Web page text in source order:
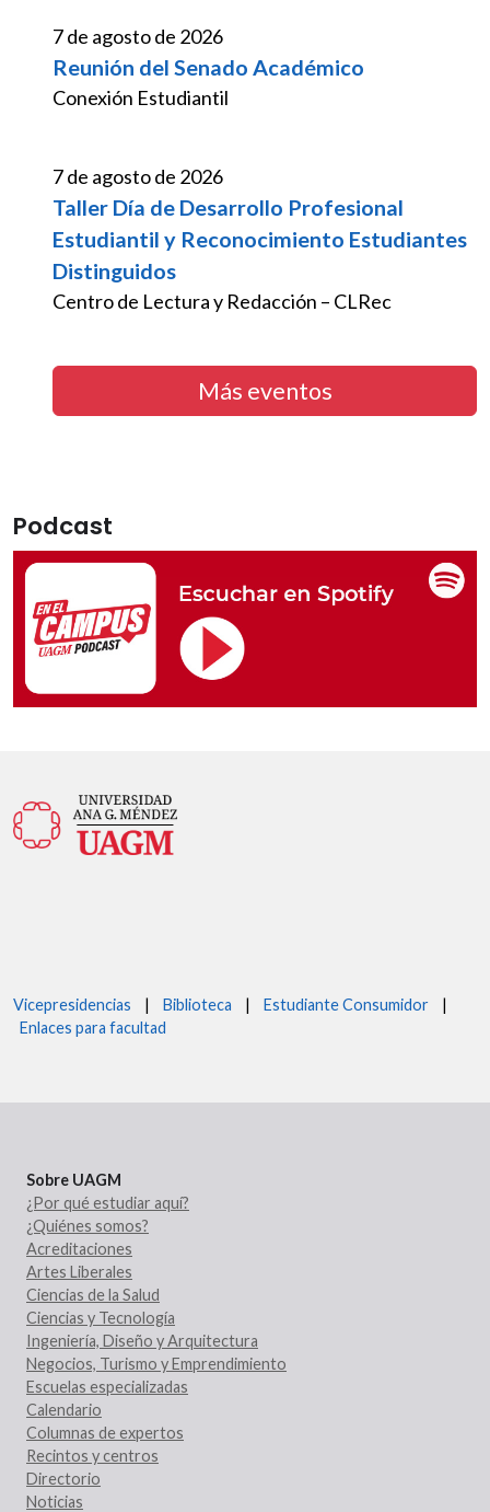
7 de agosto de 2026
Reunión del Senado Académico
Conexión Estudiantil
7 de agosto de 2026
Taller Día de Desarrollo Profesional
Estudiantil y Reconocimiento Estudiantes
Distinguidos
Centro de Lectura y Redacción – CLRec
Más eventos
Podcast
Vicepresidencias | Biblioteca | Estudiante Consumidor |
Enlaces para facultad
Sobre UAGM
¿Por qué estudiar aquí?
¿Quiénes somos?
Acreditaciones
Artes Liberales
Ciencias de la Salud
Ciencias y Tecnología
Ingeniería, Diseño y Arquitectura
Negocios, Turismo y Emprendimiento
Escuelas especializadas
Calendario
Columnas de expertos
Recintos y centros
Directorio
Noticias